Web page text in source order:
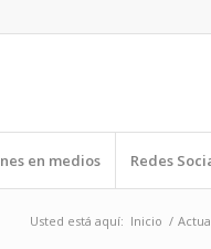
en medios Redes
Usted está aquí: Inicio /